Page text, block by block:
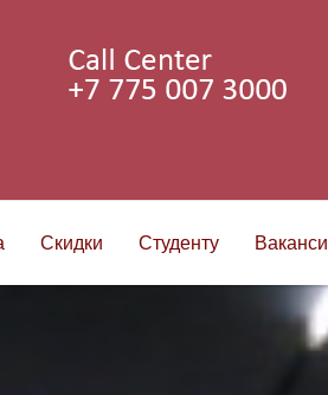
Скидки Студенту